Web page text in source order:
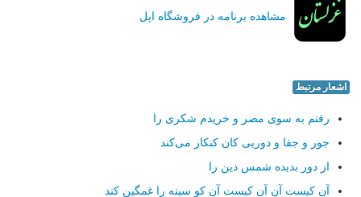
مشاهده برنامه در فروشگاه اپل
اشعار مرتبط
رفتم به سوی مصر و خریدم شكری را
جور و جفا و دوریی كان كنكار می‌كند
از دور بدیده شمس دین را
آن كیست آن آن كیست آن كو سینه را غمگین كند